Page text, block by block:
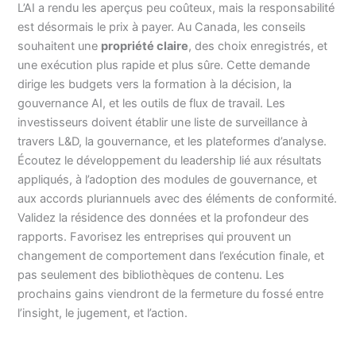
L’AI a rendu les aperçus peu coûteux, mais la responsabilité
est désormais le prix à payer. Au Canada, les conseils
souhaitent une propriété claire, des choix enregistrés, et
une exécution plus rapide et plus sûre. Cette demande
dirige les budgets vers la formation à la décision, la
gouvernance AI, et les outils de flux de travail. Les
investisseurs doivent établir une liste de surveillance à
travers L&D, la gouvernance, et les plateformes d’analyse.
Écoutez le développement du leadership lié aux résultats
appliqués, à l’adoption des modules de gouvernance, et
aux accords pluriannuels avec des éléments de conformité.
Validez la résidence des données et la profondeur des
rapports. Favorisez les entreprises qui prouvent un
changement de comportement dans l’exécution finale, et
pas seulement des bibliothèques de contenu. Les
prochains gains viendront de la fermeture du fossé entre
l’insight, le jugement, et l’action.